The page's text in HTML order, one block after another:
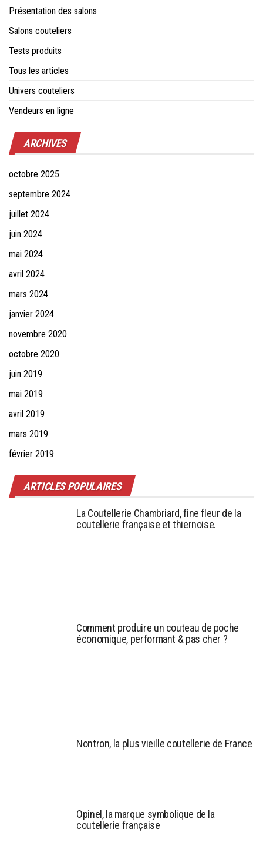
Présentation des salons
Salons couteliers
Tests produits
Tous les articles
Univers couteliers
Vendeurs en ligne
ARCHIVES
octobre 2025
septembre 2024
juillet 2024
juin 2024
mai 2024
avril 2024
mars 2024
janvier 2024
novembre 2020
octobre 2020
juin 2019
mai 2019
avril 2019
mars 2019
février 2019
ARTICLES POPULAIRES
La Coutellerie Chambriard, fine fleur de la
coutellerie française et thiernoise.
Comment produire un couteau de poche
économique, performant & pas cher ?
Nontron, la plus vieille coutellerie de France
Opinel, la marque symbolique de la
coutellerie française